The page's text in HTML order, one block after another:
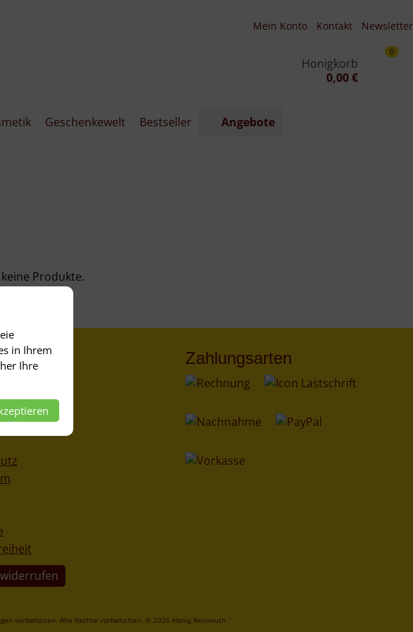
in Ihrem
Ihre
Mein Konto Kontakt Newsletter
0
Honigkorb
0,00 €
Geschenkewelt Bestseller Angebote
Produkte.
Zahlungsarten
vorbehalten. Alle Rechte vorbehalten. © 2026 Honig Reinmuth